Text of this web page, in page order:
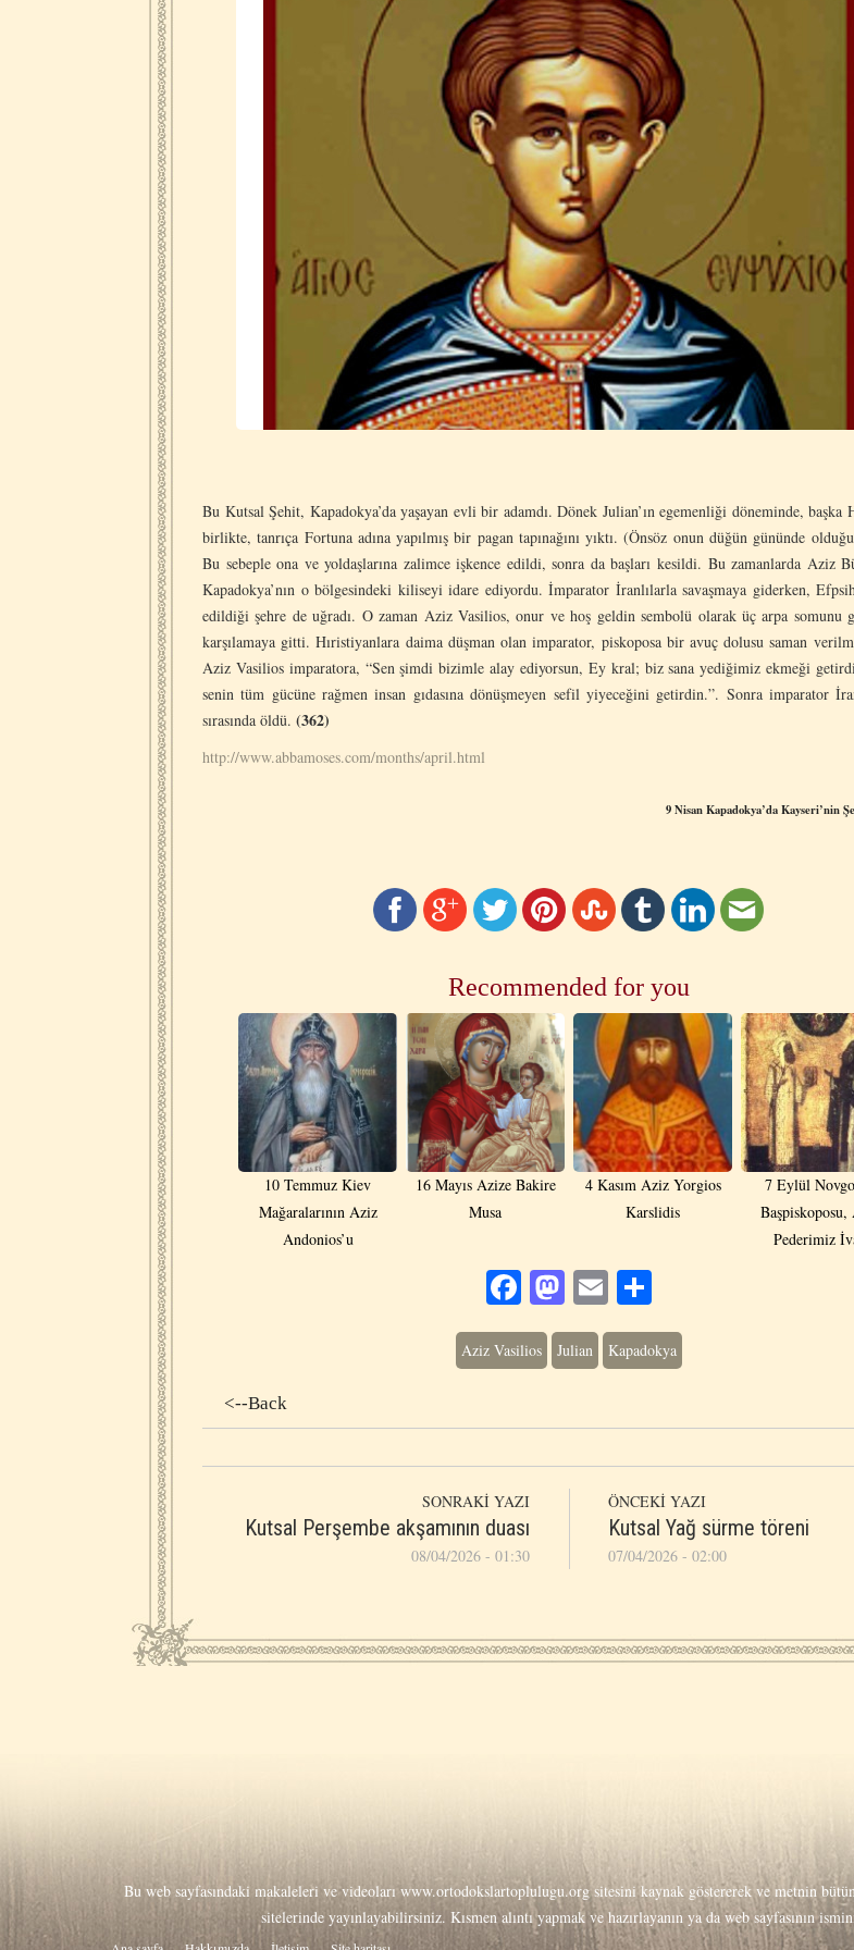
Bu Kutsal Şehit, Kapadokya’da yaşayan evli bir adamdı. Dönek Julian’ın egemenliği döneminde, başka
birlikte, tanrıça Fortuna adına yapılmış bir pagan tapınağını yıktı. (Önsöz onun düğün gününde
Bu sebeple ona ve yoldaşlarına zalimce işkence edildi, sonra da başları kesildi. Bu zamanlarda Aziz
Kapadokya’nın o bölgesindeki kiliseyi idare ediyordu. İmparator İranlılarla savaşmaya giderken,
edildiği şehre de uğradı. O zaman Aziz Vasilios, onur ve hoş geldin sembolü olarak üç arpa somunu
karşılamaya gitti. Hıristiyanlara daima düşman olan imparator, piskoposa bir avuç dolusu saman
Aziz Vasilios imparatora, “Sen şimdi bizimle alay ediyorsun, Ey kral; biz sana yediğimiz ekmeği
senin tüm gücüne rağmen insan gıdasına dönüşmeyen sefil yiyeceğini getirdin.”. Sonra imparator
sırasında öldü. (362)
http://www.abbamoses.com/months/april.html
9 Nisan Kapadokya’da Kayseri’ninŞ
Recommended for you
10 Temmuz Kiev
Mağaralarının Aziz
Andonios’u
16 Mayıs Azize Bakire
Musa
4 Kasım Aziz Yorgios
Karslidis
7 Eylül
Başpiskoposu,
Pederimiz
Facebook
Mastodon
EmailShare
Aziz Vasilios Julian Kapadokya
<--Back
SONRAKİ YAZI
Kutsal Perşembe akşamının duası
08/04/2026 - 01:30
ÖNCEKİ YAZI
Kutsal Yağ sürme töreni
07/04/2026 - 02:00
Bu web sayfasındaki makaleleri ve videoları www.ortodokslartoplulugu.orgsitesini kaynak göstererek ve metnin
sitelerinde yayınlayabilirsiniz. Kısmen alıntı yapmak ve hazırlayanın ya da web sayfasının